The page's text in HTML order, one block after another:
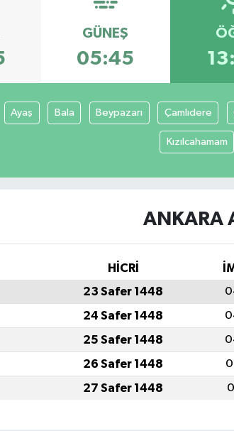
GÜNEŞ
05:45
Ayaş Bala Beypazarı Çamlıdere
Kızılcahamam
ANKARA
HİCRİ
23 Safer 1448
24 Safer 1448
25 Safer 1448
26 Safer 1448
27 Safer 1448